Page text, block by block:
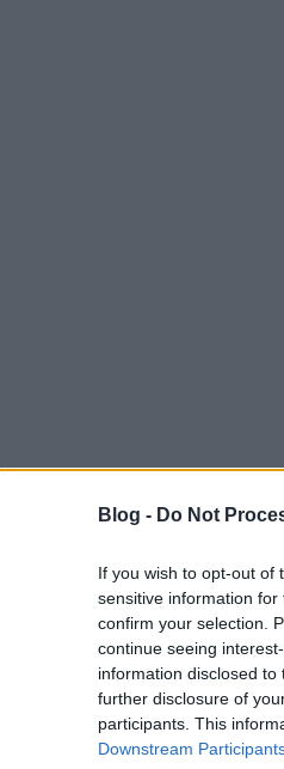
Blog - Do Not
If you wish to opt-out of
sensitive information
confirm your selection.
continue seeing
information disclosed
further disclosure of
participants. This
Downstream